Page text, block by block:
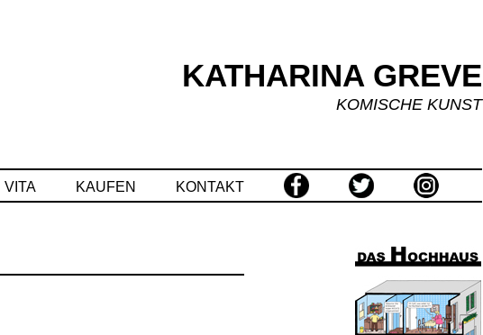
KATHARINA GREVE
KOMISCHE KUNST
VITA KAUFEN KONTAKT